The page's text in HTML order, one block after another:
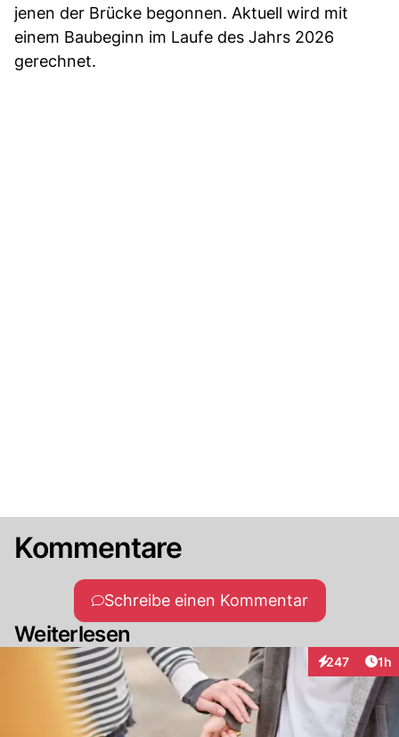
jenen der Brücke begonnen. Aktuell wird mit
einem Baubeginn im Laufe des Jahrs 2026
gerechnet.
Kommentare
Schreibe einen Kommentar
Weiterlesen
247
Interaktionen
1h